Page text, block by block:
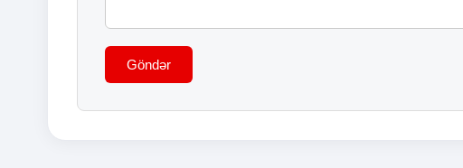
Göndər